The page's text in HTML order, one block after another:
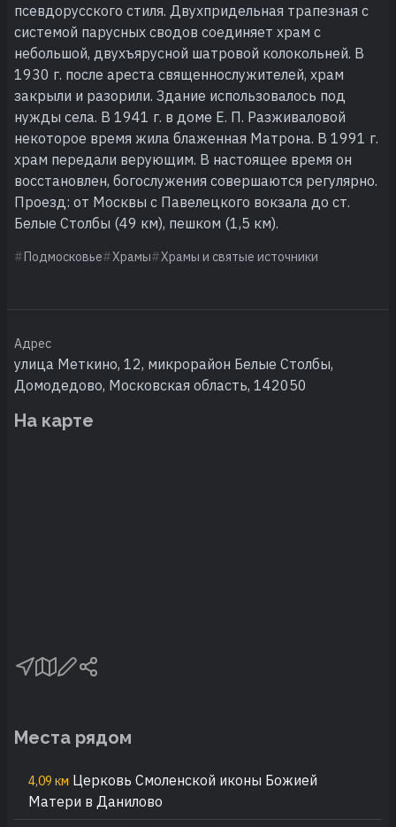
псевдорусского стиля. Двухпридельная трапезная с
системой парусных сводов соединяет храм с
небольшой, двухъярусной шатровой колокольней. В
1930 г. после ареста священнослужителей, храм
закрыли и разорили. Здание использовалось под
нужды села. В 1941 г. в доме Е. П. Разживаловой
некоторое время жила блаженная Матрона. В 1991 г.
храм передали верующим. В настоящее время он
восстановлен, богослужения совершаются регулярно.
Проезд: от Москвы с Павелецкого вокзала до ст.
Белые Столбы (49 км), пешком (1,5 км).
Подмосковье Храмы Храмы и святые источники
Адрес
улица Меткино, 12, микрорайон Белые Столбы,
Домодедово, Московская область, 142050
На карте
Места рядом
4,09 км Церковь Смоленской иконы Божией
Матери в Данилово